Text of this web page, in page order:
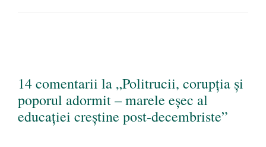
14 comentarii la „Politrucii, corupția și
poporul adormit – marele eșec al
educației creștine post-decembriste”